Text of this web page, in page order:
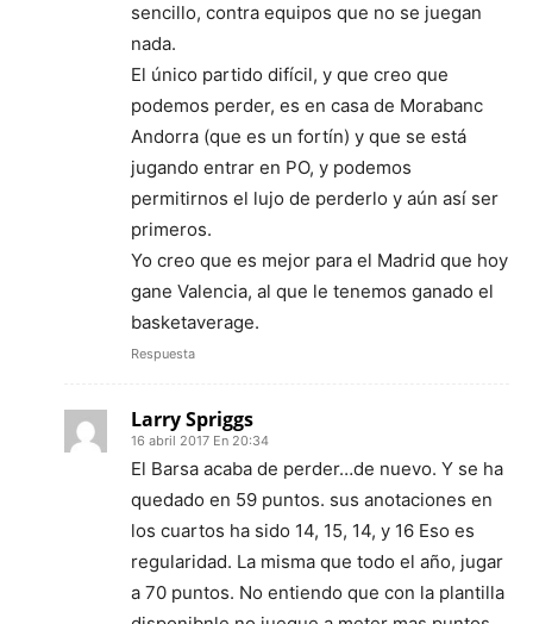
sencillo, contra equipos que no se juegan
nada.
El único partido difícil, y que creo que
podemos perder, es en casa de Morabanc
Andorra (que es un fortín) y que se está
jugando entrar en PO, y podemos
permitirnos el lujo de perderlo y aún así ser
primeros.
Yo creo que es mejor para el Madrid que hoy
gane Valencia, al que le tenemos ganado el
basketaverage.
Respuesta
Larry Spriggs
16 abril 2017 En 20:34
El Barsa acaba de perder…de nuevo. Y se ha
quedado en 59 puntos. sus anotaciones en
los cuartos ha sido 14, 15, 14, y 16 Eso es
regularidad. La misma que todo el año, jugar
a 70 puntos. No entiendo que con la plantilla